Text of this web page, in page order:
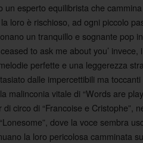
un esperto equilibrista che
loro è rischioso, ad ogni piccolo
un tranquillo e sognante pop
to ask me about you’
perfette e una leggerezza
dalle impercettibili ma
malinconia vitale di “Words are
di circo di “Francoise e Cristophe”,
dove la voce sembra
la loro pericolosa camminata